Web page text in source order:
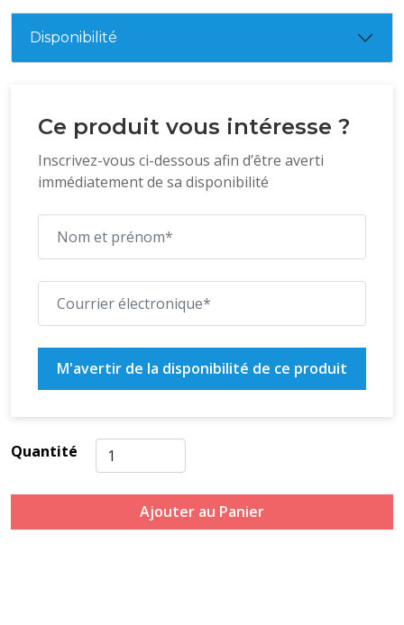
Disponibilité
Ce produit vous intéresse ?
Inscrivez-vous ci-dessous afin d’être averti
immédiatement de sa disponibilité
M'avertir de la disponibilité de ce produit
Quantité
Ajouter au Panier